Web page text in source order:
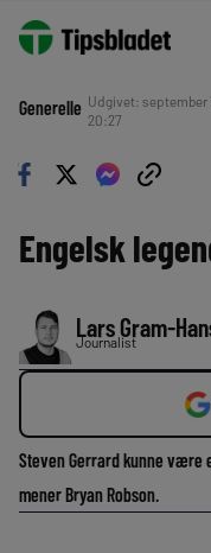
Generelle Udgivet: september
20:27
Engelsk
Lars Gram-
Journalist
Steven Gerrard kunne være
mener Bryan Robson.